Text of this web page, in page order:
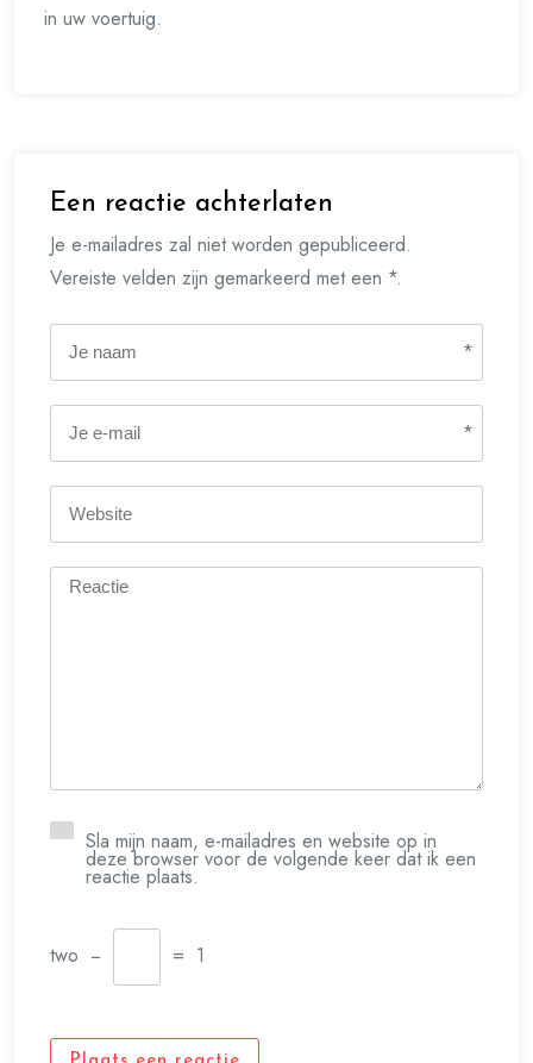
in uw voertuig.
Een reactie achterlaten
Je e-mailadres zal niet worden gepubliceerd.
Vereiste velden zijn gemarkeerd met een *.
*
*
Sla mijn naam, e-mailadres en website op in
deze browser voor de volgende keer dat ik een
reactie plaats.
two − = 1